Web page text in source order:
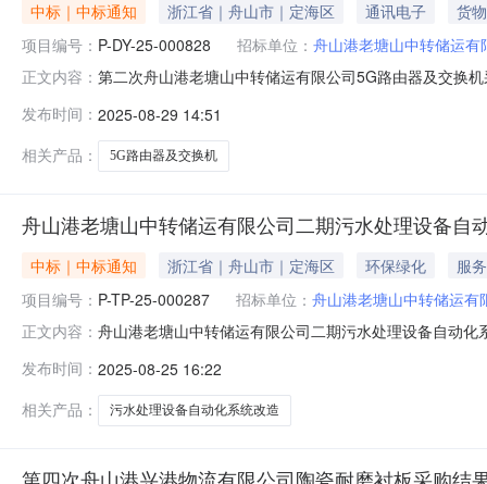
中标｜中标通知 浙江省｜舟山市｜定海区 通讯电子
货物
项目编号： P-DY-25-000828 招标单位： 舟山港老塘山中转储运有
正文内容： 第二次舟山港老塘山中转储运有限公司5G路由器及交换
27600.00元八、公告日期：2025-08-29九、采购执行人
发布时间： 2025-08-29 14:51
相关产品：
5G路由器及交换机
舟山港老塘山中转储运有限公司二期污水处理设备自
中标｜中标通知 浙江省｜舟山市｜定海区 环保绿化
服务
项目编号： P-TP-25-000287 招标单位： 舟山港老塘山中转储运有
正文内容： 舟山港老塘山中转储运有限公司二期污水处理设备自动
式：邀请八、公告日期：2025-08-25九、采购执行人联
发布时间： 2025-08-25 16:22
相关产品：
污水处理设备自动化系统改造